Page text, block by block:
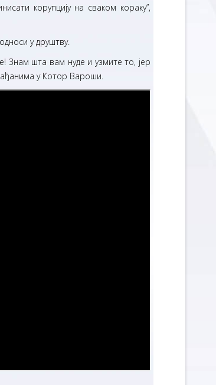
корупцију на сваком кораку”,
у друштву.
Знам шта вам нуде и узмите то, јер
у Котор Вароши.